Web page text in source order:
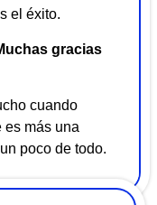
el éxito.
gracias
cuando
es más una
poco de todo.